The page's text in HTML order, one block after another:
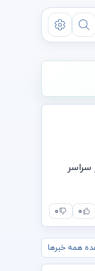
۰ ۰
همه خبرها